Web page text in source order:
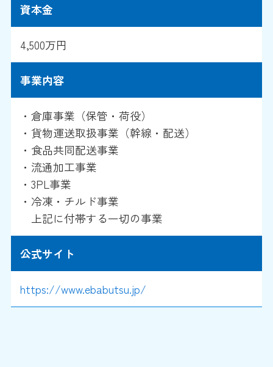
資本金
4,500万円
事業内容
・倉庫事業（保管・荷役）
・貨物運送取扱事業（幹線・配送）
・食品共同配送事業
・流通加工事業
・3PL事業
・冷凍・チルド事業
上記に付帯する一切の事業
公式サイト
https://www.ebabutsu.jp/